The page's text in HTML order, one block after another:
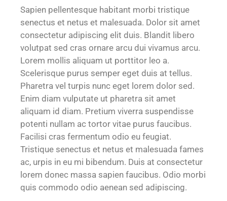
Sapien pellentesque habitant morbi tristique
senectus et netus et malesuada. Dolor sit amet
consectetur adipiscing elit duis. Blandit libero
volutpat sed cras ornare arcu dui vivamus arcu.
Lorem mollis aliquam ut porttitor leo a.
Scelerisque purus semper eget duis at tellus.
Pharetra vel turpis nunc eget lorem dolor sed.
Enim diam vulputate ut pharetra sit amet
aliquam id diam. Pretium viverra suspendisse
potenti nullam ac tortor vitae purus faucibus.
Facilisi cras fermentum odio eu feugiat.
Tristique senectus et netus et malesuada fames
ac, urpis in eu mi bibendum. Duis at consectetur
lorem donec massa sapien faucibus. Odio morbi
quis commodo odio aenean sed adipiscing.